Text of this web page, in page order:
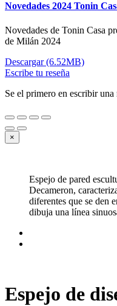
Novedades 2024 Tonin
Novedades de Tonin Casa
de Milán 2024
Descargar (6.52MB)
Escribe tu reseña
Se el primero en escribir una
×
Espejo de pared
Decameron,
diferentes que se den
dibuja una línea
Espejo de